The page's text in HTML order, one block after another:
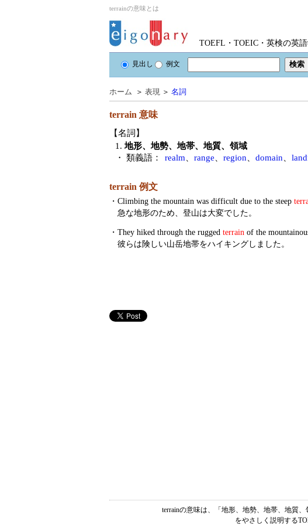
terrainの意味とは
TOEFL・TOEIC・英検の英
見出し 例文
ホーム ＞ 表現 ＞ 名詞
terrain 意味
【名詞】
1.地形、地勢、地帯、地質、領域
・ 類義語：
realm range region domain
terrain 例文
・ Climbing the mountain was difficult due to the steep
急な地形のため、登山は大変でした。
・ They hiked through the rugged terrain of the
彼らは険しい山岳地帯をハイキングしました。
terrainの意味は、「地形、地勢、地帯、地質
をやさしく説明する